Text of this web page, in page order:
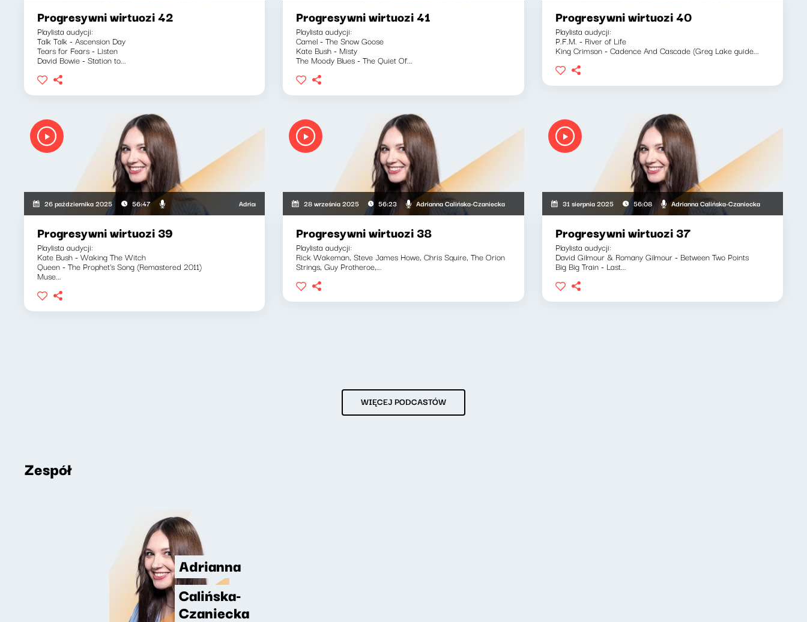
Progresywni wirtuozi 42
Playlista audycji:
Talk Talk - Ascension Day
Tears for Fears - Listen
David Bowie - Station to...
Progresywni wirtuozi 41
Playlista audycji:
Camel - The Snow Goose
Kate Bush - Misty
The Moody Blues - The Quiet Of...
Progresywni wirtuozi 40
Playlista audycji:
P.F.M. - River of Life
King Crimson - Cadence And Cascade (Greg Lake guide...
26 października 2025 56:47 Adrianna Calińska-Czaniecka
Progresywni wirtuozi 39
Playlista audycji:
Kate Bush - Waking The Witch
Queen - The Prophet's Song (Remastered 2011)
Muse...
28 września 2025 56:23 Adrianna Calińska-Czaniecka
Progresywni wirtuozi 38
Playlista audycji:
Rick Wakeman, Steve James Howe, Chris Squire, The Orion
Strings, Guy Protheroe,...
31 sierpnia 2025 56:08 Adrianna Calińska-Czaniecka
Progresywni wirtuozi 37
Playlista audycji:
David Gilmour & Romany Gilmour - Between Two Points
Big Big Train - Last...
WIĘCEJ PODCASTÓW
Zespół
Adrianna
Calińska-
Czaniecka